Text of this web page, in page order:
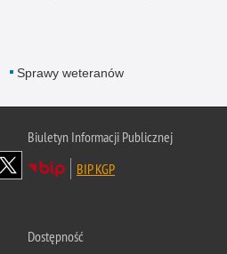
Sprawy weteranów
Biuletyn Informacji Publicznej
BIP KGP
Dostępność